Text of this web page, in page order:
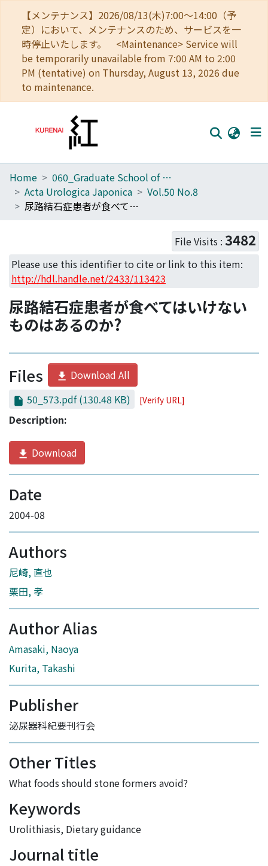
【メンテナンス】2026/08/13(木)7:00～14:00（予
定）において、メンテナンスのため、サービスを一
時停止いたします。 <Maintenance> Service will
be temporarily unavailable from 7:00 AM to 2:00
PM (tentative) on Thursday, August 13, 2026 due
to maintenance.
Home
Communities
Access Statistics
Library Network
Home
060_Graduate School of Medicine
Acta Urologica Japonica
Vol.50 No.8
尿路結石症患者が食べてはいけないものはあるのか?
File Visits : 3482
Please use this identifier to cite or link to this item:
http://hdl.handle.net/2433/113423
尿路結石症患者が食べてはいけない
ものはあるのか?
Files
Download All
50_573.pdf(130.48 KB) [Verify URL]
Description:
Download
Date
2004-08
Authors
尼崎, 直也
栗田, 孝
Author Alias
Amasaki, Naoya
Kurita, Takashi
Publisher
泌尿器科紀要刊行会
Other Titles
What foods should stone formers avoid?
Keywords
Urolithiasis, Dietary guidance
Journal title